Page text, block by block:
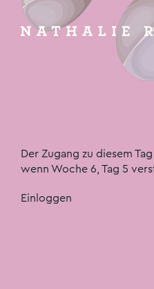
Inhalt
springen
1:1 Coaching
Der Zugang zu diesem
wenn Woche 6, Tag 5
Einloggen